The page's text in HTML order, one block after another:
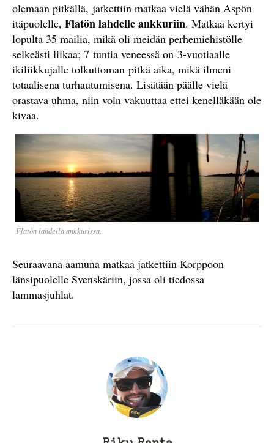
olemaan pitkällä, jatkettiin matkaa vielä vähän Aspön
itäpuolelle, Flatön lahdelle ankkuriin. Matkaa kertyi
lopulta 35 mailia, mikä oli meidän perhemiehistölle
selkeästi liikaa; 7 tuntia veneessä on 3-vuotiaalle
ikiliikkujalle tolkuttoman pitkä aika, mikä ilmeni
totaalisena turhautumisena. Lisätään päälle vielä
orastava uhma, niin voin vakuuttaa ettei kenelläkään ole
kivaa.
Flatön lahdella ankkurissa.
Seuraavana aamuna matkaa jatkettiin Korppoon
länsipuolelle Svenskäriin, jossa oli tiedossa
lammasjuhlat.